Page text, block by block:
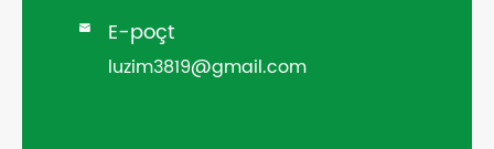
 E-poçt
luzim3819@gmail.com